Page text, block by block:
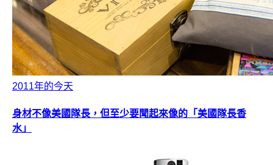
2011年的今天
身材不像美國隊長，但至少要聞起來像的「美國隊長香
水」